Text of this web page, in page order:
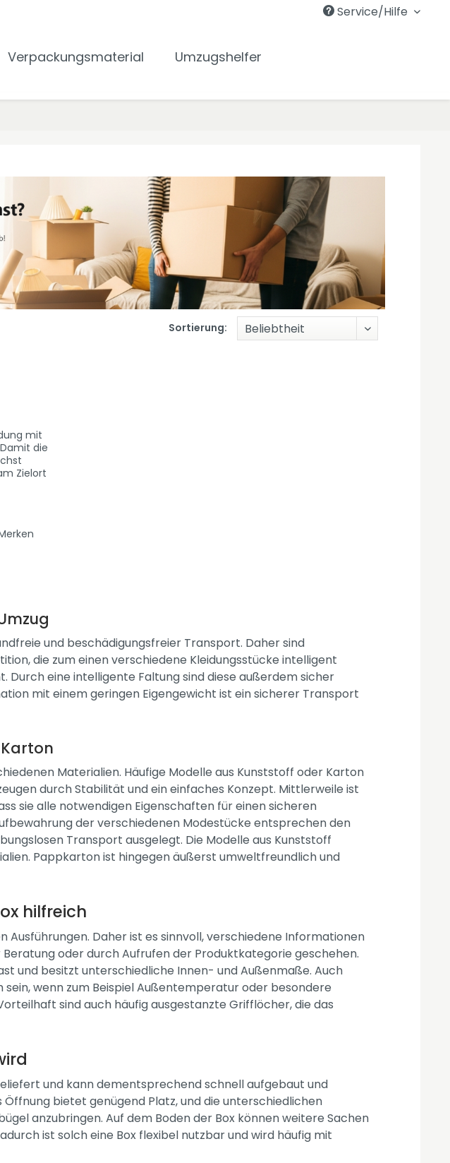
Service/Hilfe
Verpackungsmaterial Umzugshelfer
Sortierung:
mit
die
Zielort
Platz
und beschädigungsfreier Transport. Daher sind
die zum einen verschiedene Kleidungsstücke intelligent
eine intelligente Faltung sind diese außerdem sicher
mit einem geringen Eigengewicht ist ein sicherer Transport
Materialien. Häufige Modelle aus Kunststoff oder Karton
durch Stabilität und ein einfaches Konzept. Mittlerweile ist
sie alle notwendigen Eigenschaften für einen sicheren
der verschiedenen Modestücke entsprechen den
Transport ausgelegt. Die Modelle aus Kunststoff
Pappkarton ist hingegen äußerst umweltfreundlich und
hilfreich
Ausführungen. Daher ist es sinnvoll, verschiedene Informationen
oder durch Aufrufen der Produktkategorie geschehen.
und besitzt unterschiedliche Innen- und Außenmaße. Auch
wenn zum Beispiel Außentemperatur oder besondere
sind auch häufig ausgestanzte Grifflöcher, die das
und kann dementsprechend schnell aufgebaut und
bietet genügend Platz, und die unterschiedlichen
anzubringen. Auf dem Boden der Box können weitere Sachen
ist solch eine Box flexibel nutzbar und wird häufig mit